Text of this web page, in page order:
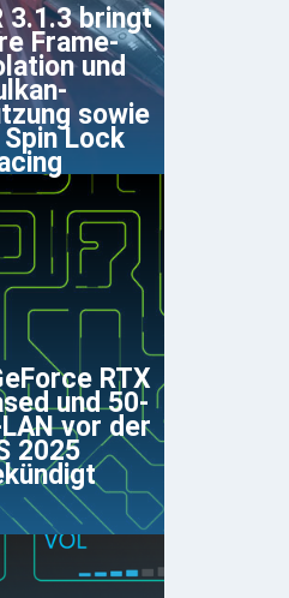
3.1.3 bringt
Frame-
und
sowie
Lock
RTX
und 50-
vor der
2025